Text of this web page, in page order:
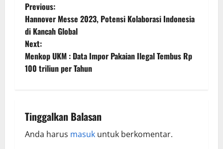
Previous:
Hannover Messe 2023, Potensi Kolaborasi Indonesia
di Kancah Global
Next:
Menkop UKM : Data Impor Pakaian Ilegal Tembus Rp
100 triliun per Tahun
Tinggalkan Balasan
Anda harus masuk untuk berkomentar.